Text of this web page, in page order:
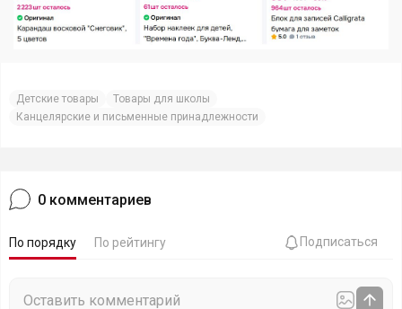
Детские товары
Товары для школы
Канцелярские и письменные принадлежности
0 комментариев
По порядку По рейтингу Подписаться